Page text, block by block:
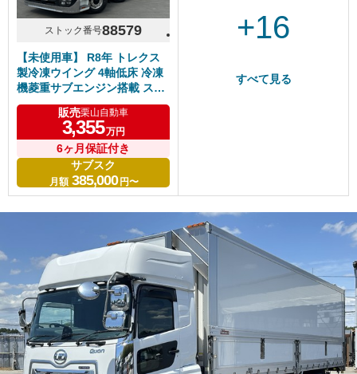
ストック番号88579
【未使用車】 R8年 トレクス
製冷凍ウイング 4軸低床 冷凍
機菱重サブエンジン搭載 スタ
ンバイ キーストン床 ジョルダ
ー/ジョロダー4列 現行型スー
パーグレート リアエアサス ア
ルミホイール シフトパイロッ
ト 6R20エンジン 車検付き
販売栗山自動車
3,355万円
6ヶ月保証付き
サブスク
月額 385,000円〜
+16
すべて見る